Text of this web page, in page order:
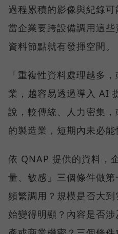
過程累積的影像與紀錄可
當企業要跨設備調用這
資料節點就有發揮空間。
「重複性資料處理越多
業，越容易透過導入 AI
說，較傳統、人力密集
的製造業，短期內未必能
依 QNAP 提供的資料，
量、敏感」三個條件做
頻繁調用？規模是否大
始變得明顯？內容是否